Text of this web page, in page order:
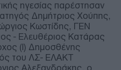
ηγεσίας παρέστησαν
Δημήτριος Χούπης,
Κωστίδης, ΓΕΝ
- Ελευθέριος Κατάρας
(Ι) Δημοσθένης
του ΛΣ- ΕΛΑΚΤ